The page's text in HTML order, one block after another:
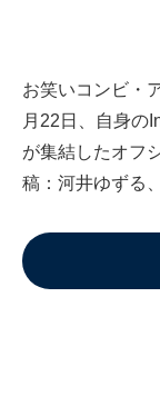
お笑いコンビ・
月22日、自身の
が集結したオフ
稿：河井ゆずる